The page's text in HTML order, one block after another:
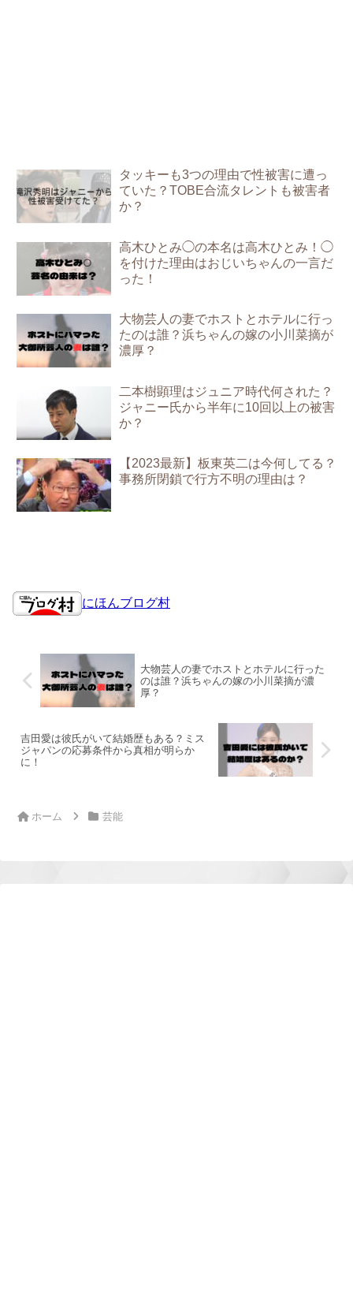
タッキーも3つの理由で性被害に遭っ
ていた？TOBE合流タレントも被害者
か？
高木ひとみ◯の本名は高木ひとみ！◯
を付けた理由はおじいちゃんの一言だ
った！
大物芸人の妻でホストとホテルに行っ
たのは誰？浜ちゃんの嫁の小川菜摘が
濃厚？
二本樹顕理はジュニア時代何された？
ジャニー氏から半年に10回以上の被害
か？
【2023最新】板東英二は今何してる？
事務所閉鎖で行方不明の理由は？
にほんブログ村
大物芸人の妻でホストとホテルに行った
のは誰？浜ちゃんの嫁の小川菜摘が濃
厚？
吉田愛は彼氏がいて結婚歴もある？ミス
ジャパンの応募条件から真相が明らか
に！
ホーム 芸能